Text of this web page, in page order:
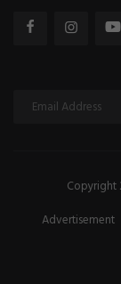
Copyright
Advertisement